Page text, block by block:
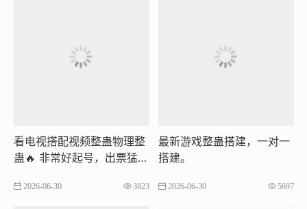
看电视搭配视频整蛊物理整
蛊🔥 非常好起号，出票猛，
2026-06-30 3823
最新游戏整蛊搭建，一对一
搭建。
2026-06-30 5697